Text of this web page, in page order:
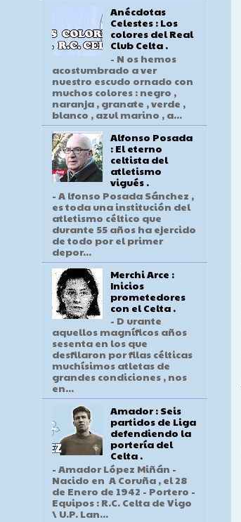
Anécdotas
Celestes : Los
colores del Real
Club Celta .
- N os hemos
acostumbrado a ver
nuestro escudo ornado con
muchos colores : negro ,
naranja , granate , verde ,
blanco , azul marino , a...
Alfonso Posada
: El eterno
celtista del
atletismo
vigués .
- A lfonso Posada Sánchez ,
es toda una institución del
atletismo céltico que
durante 55 años ha ejercido
de todo por el primer
depor...
Merchi Arce :
Inicios
prometedores
con el Celta .
- D urante
aquellos magníficos años
sesenta en los que
desfilaron por filas célticas
muchísimos atletas de
grandes condiciones , nos
en...
Amador : Seis
partidos de Liga
defendiendo la
portería del
Celta .
- Amador López Miñán -
Nacido en A Coruña , el 28
de Enero de 1942 - Portero -
Equipos : R.C. Celta de Vigo
\ U.P. Lan...